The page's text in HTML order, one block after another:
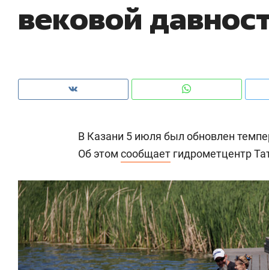
вековой
В Казани 5 июля был обновлен
Об этом сообщает гидрометцентр
рынки, почему надо знать аксакалов и
чем интересен Оман?
Рекомендуем
Как ГК «МИР ГРУПП» и ВТБ
создают оазис жилого
комфорта под Казанью
Рекомендуем
150 камер
ID вместо